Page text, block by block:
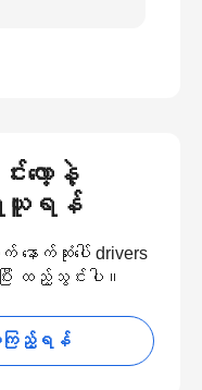
းလော့နဲ့
ရယူရန်
ာက်ဆုံးပေါ် drivers
း ထည့်သွင်းပါ။
ကိုကြည့်ရန်